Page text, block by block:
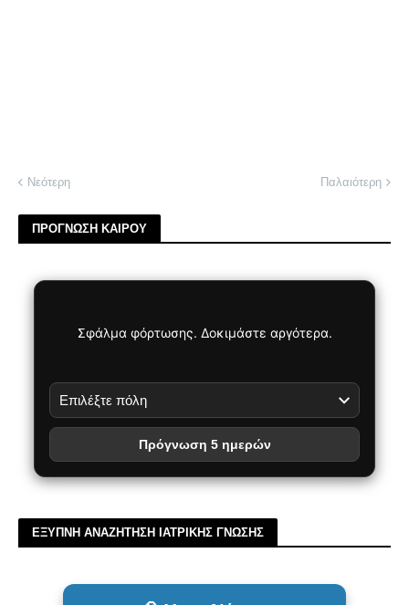
Νεότερη Παλαιότερη
ΠΡΟΓΝΩΣΗ ΚΑΙΡΟΥ
Σφάλμα φόρτωσης. Δοκιμάστε αργότερα.
Πρόγνωση 5 ημερών
ΕΞΥΠΝΗ ΑΝΑΖΗΤΗΣΗ ΙΑΤΡΙΚΗΣ ΓΝΩΣΗΣ